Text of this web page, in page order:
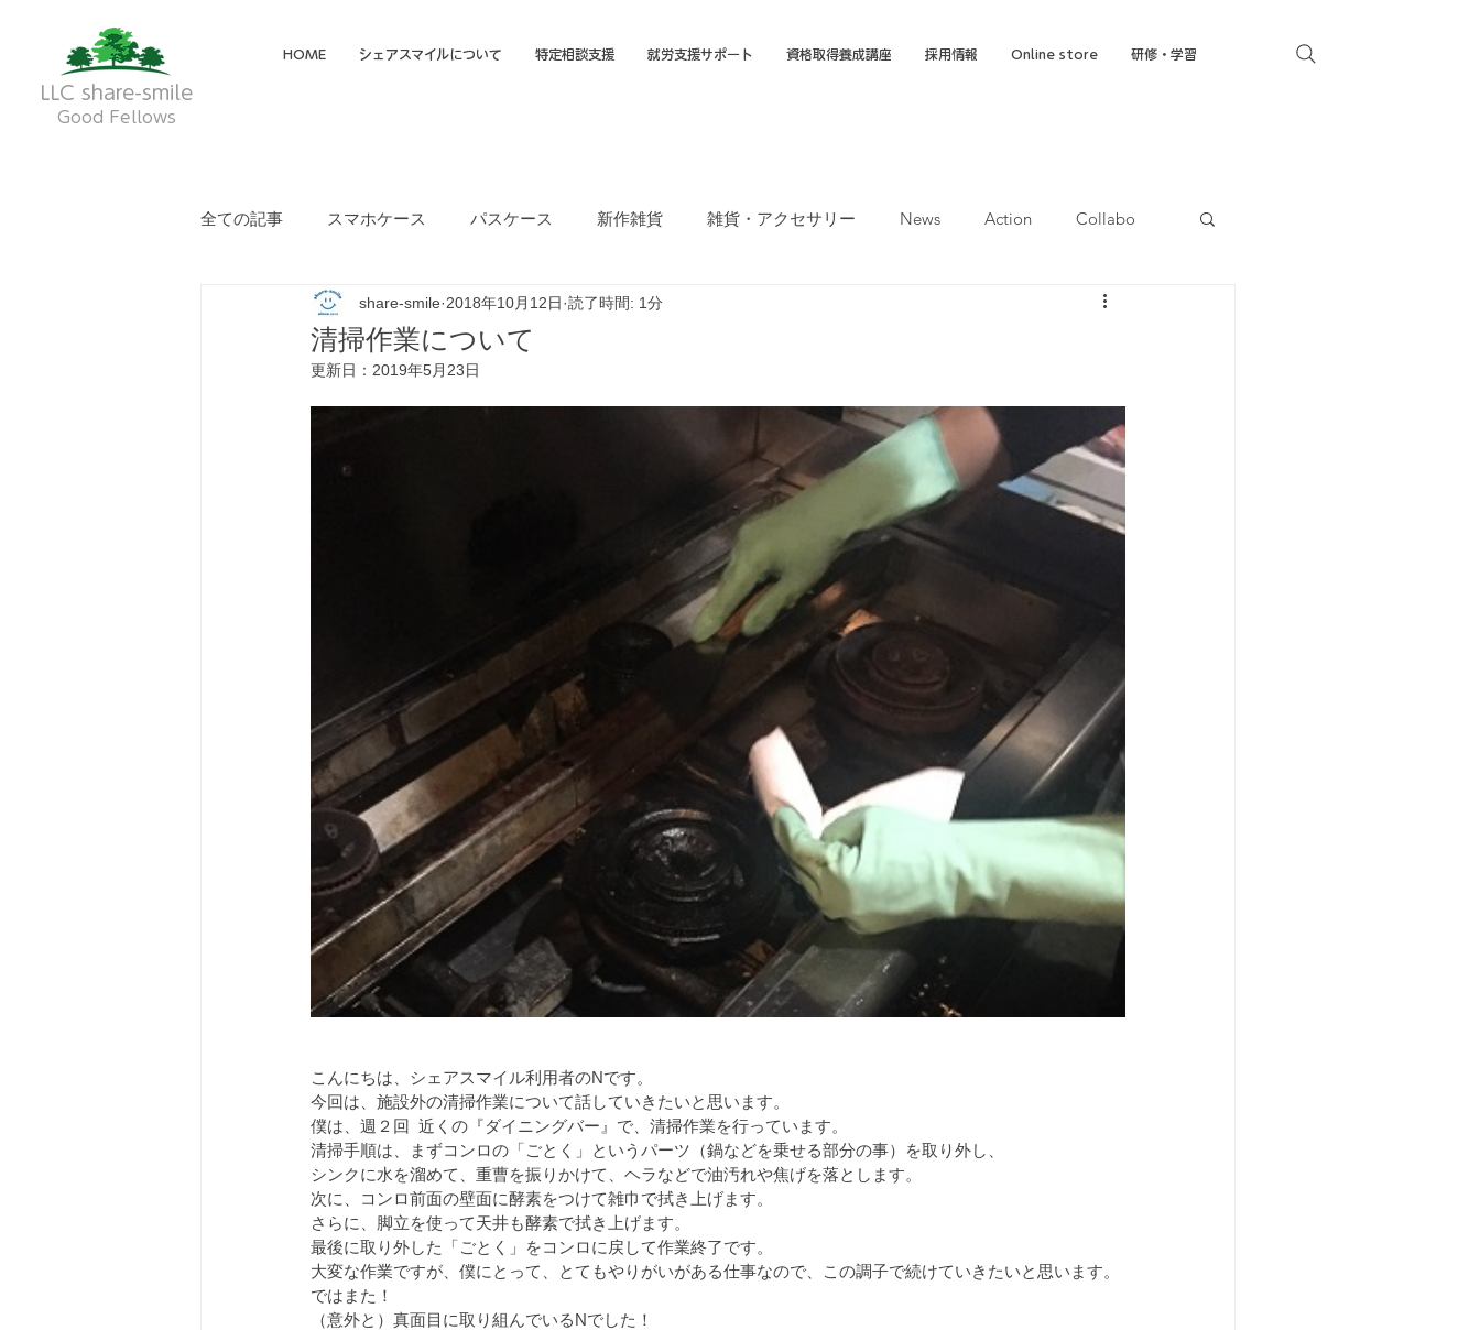
LLC share-smile
Good Fellows
HOME シェアスマイルについて 特定相談支援 就労支援サポート 資格取得養成講座 採用情報 Online store 研修・学習
全ての記事 スマホケース パスケース 新作雑貨 雑貨・アクセサリー News Action Collabo
メイディア掲載・動画 フクオカTシャツマーケット 就労移行支援
清掃作業について
share-smile 2018年10月12日 読了時間: 1分
更新日： 2019年5月23日
こんにちは、シェアスマイル利用者のNです。
今回は、施設外の清掃作業について話していきたいと思います。
僕は、週２回  近くの『ダイニングバー』で、清掃作業を行っています。
清掃手順は、まずコンロの「ごとく」というパーツ（鍋などを乗せる部分の事）を取り外し、
シンクに水を溜めて、重曹を振りかけて、ヘラなどで油汚れや焦げを落とします。
次に、コンロ前面の壁面に酵素をつけて雑巾で拭き上げます。
さらに、脚立を使って天井も酵素で拭き上げます。
最後に取り外した「ごとく」をコンロに戻して作業終了です。
大変な作業ですが、僕にとって、とてもやりがいがある仕事なので、この調子で続けていきたいと思います。
ではまた！
（意外と）真面目に取り組んでいるNでした！